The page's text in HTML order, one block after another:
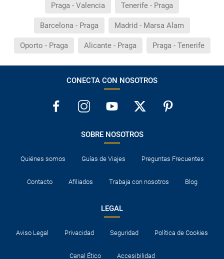
Praga - Valencia Tenerife - Praga
Barcelona - Praga Madrid - Marsa Alam
Oporto - Praga Alicante - Praga Praga - Tenerife
CONECTA CON NOSOTROS
SOBRE NOSOTROS
Quiénes somos Guías de Viajes Preguntas Frecuentes
Contacto Afiliados Trabaja con nosotros Blog
LEGAL
Aviso Legal Privacidad Seguridad Política de Cookies
Canal Ético Accesibilidad